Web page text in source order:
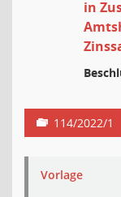
in
114/2022/1
Vorlage